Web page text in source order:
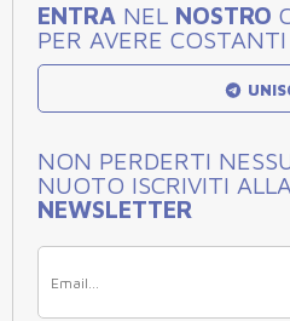
ENTRA NEL NOSTRO
PER AVERE COSTANTI
NON PERDERTI
NUOTO ISCRIVITI
NEWSLETTER